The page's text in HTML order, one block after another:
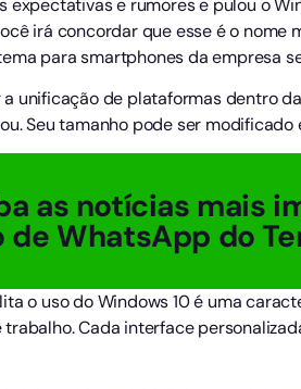
irá concordar que esse é o
para smartphones da empresa
unificação de plataformas dentro
Seu tamanho pode ser
as notícias mais
de WhatsApp do
o uso do Windows 10 é uma
Cada interface